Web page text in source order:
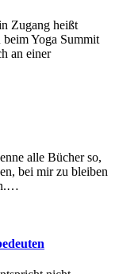
Yoga Summit
an einer
bei mir zu bleiben